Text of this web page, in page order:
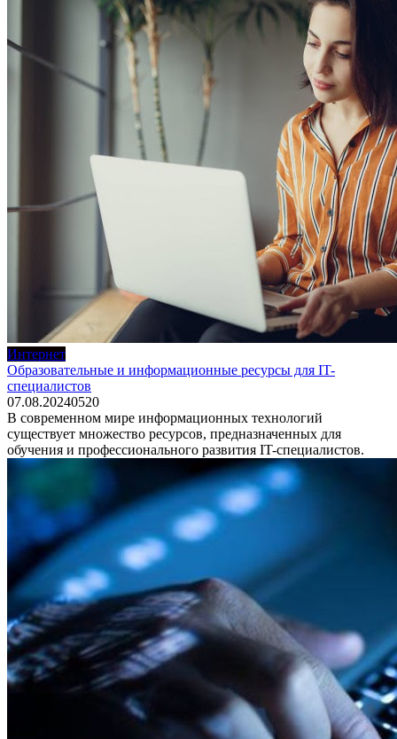
Интернет
Образовательные и информационные ресурсы для IT-
специалистов
07.08.20240520
В современном мире информационных технологий
существует множество ресурсов, предназначенных для
обучения и профессионального развития IT-специалистов.